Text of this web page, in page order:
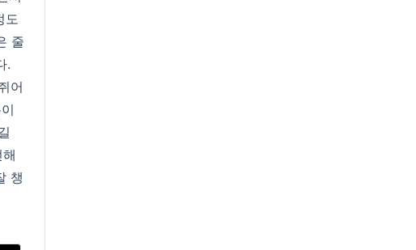
도
줄
.
어
챙